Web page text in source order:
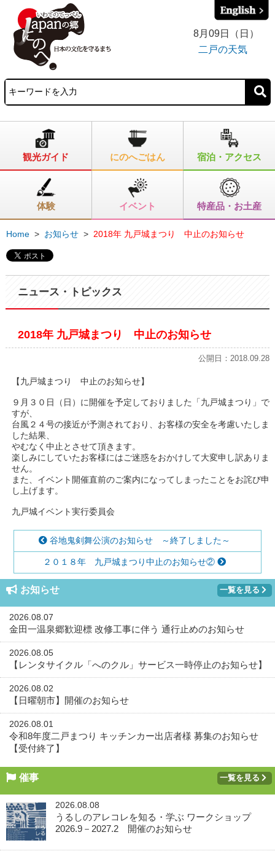
8月09日（日）
二戸の天気
観光ガイド にのへごはん 宿泊・アクセス
体験 イベント 特産品・お土産
Home > お知らせ > 2018年 九戸城まつり 中止のお知らせ
ニュース・トピックス
2018年 九戸城まつり 中止のお知らせ
公開日：2018.09.28
【九戸城まつり 中止のお知らせ】
９月３０日（日）に開催を予定しておりました「九戸城まつり」で
すが、
台風２４号の接近が予測されており、お客様の安全を考慮いたしま
した結果、
やむなく中止とさせて頂きます。
楽しみにしていたお客様にはご迷惑をおかけして大変申し訳ありま
せん。
また、イベント開催直前のご案内になってしまったことをお詫び申
し上げます。
九戸城イベント実行委員会
谷地鬼剣舞公演のお知らせ ～終了しました～
２０１８年 九戸城まつり中止のお知らせ②
お知らせ 一覧を見る
2026.08.07
金田一温泉郷歓迎標 改修工事に伴う 通行止めのお知らせ
2026.08.05
【レンタサイクル「へのクル」サービス一時停止のお知らせ】
2026.08.02
【日曜朝市】開催のお知らせ
2026.08.01
令和8年度二戸まつり キッチンカー出店者様 募集のお知らせ
【受付終了】
催事 一覧を見る
2026.08.08
うるしのアレコレを知る・学ぶ ワークショップ
2026.9－2027.2 開催のお知らせ